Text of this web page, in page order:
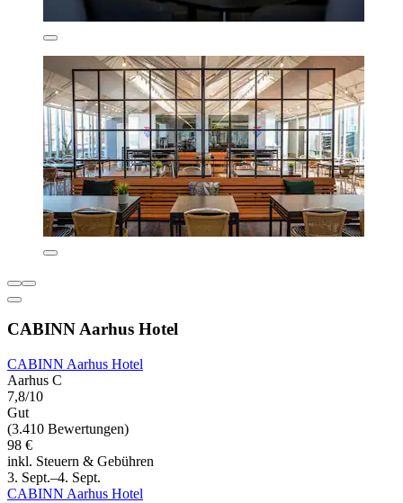
CABINN Aarhus Hotel
CABINN Aarhus Hotel
Aarhus C
7,8/10
Gut
(3.410 Bewertungen)
98 €
inkl. Steuern & Gebühren
3. Sept.–4. Sept.
CABINN Aarhus Hotel